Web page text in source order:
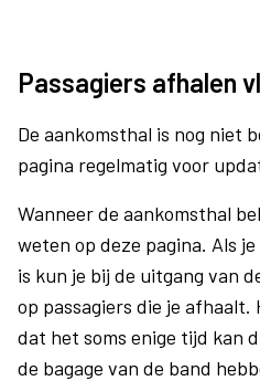
Passagiers afhalen
De aankomsthal is nog niet
pagina regelmatig voor
Wanneer de aankomsthal
weten op deze pagina. Als
is kun je bij de uitgang van
op passagiers die je afhaalt.
dat het soms enige tijd kan
de bagage van de band